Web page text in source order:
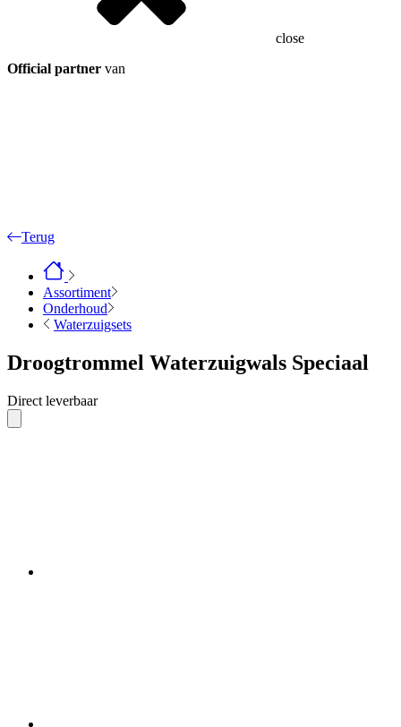
close
Official partner van
Terug
Assortiment
Onderhoud
Waterzuigsets
Droogtrommel Waterzuigwals Speciaal
Direct leverbaar